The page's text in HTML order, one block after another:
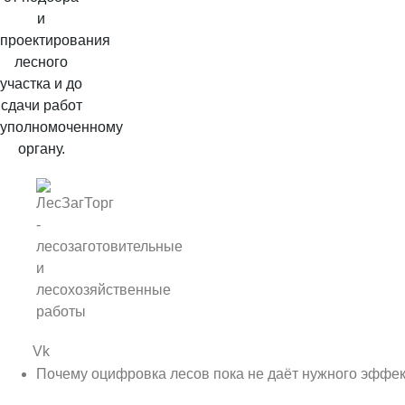
и
проектирования
лесного
участка и до
сдачи работ
уполномоченному
органу.
Vk
Почему оцифровка лесов пока не даёт нужного